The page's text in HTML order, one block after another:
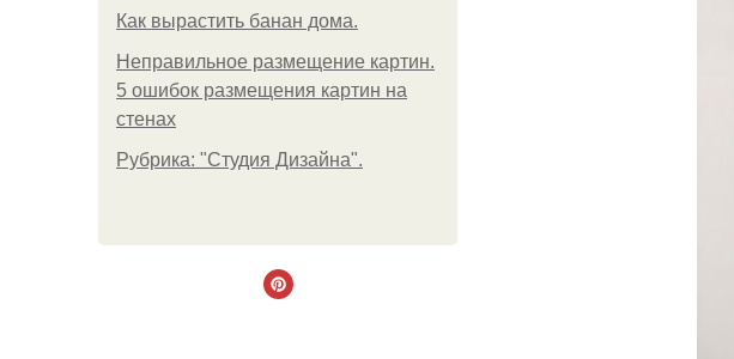
Как вырастить банан дома.
Неправильное размещение картин.
5 ошибок размещения картин на
стенах
Рубрика: "Студия Дизайна".